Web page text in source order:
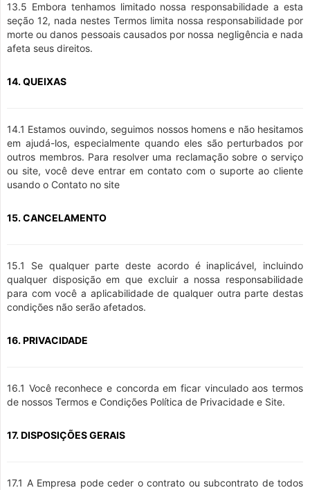
13.5 Embora tenhamos limitado nossa responsabilidade a esta
seção 12, nada nestes Termos limita nossa responsabilidade por
morte ou danos pessoais causados por nossa negligência e nada
afeta seus direitos.
14. QUEIXAS
14.1 Estamos ouvindo, seguimos nossos homens e não hesitamos
em ajudá-los, especialmente quando eles são perturbados por
outros membros. Para resolver uma reclamação sobre o serviço
ou site, você deve entrar em contato com o suporte ao cliente
usando o Contato no site
15. CANCELAMENTO
15.1 Se qualquer parte deste acordo é inaplicável, incluindo
qualquer disposição em que excluir a nossa responsabilidade
para com você a aplicabilidade de qualquer outra parte destas
condições não serão afetados.
16. PRIVACIDADE
16.1 Você reconhece e concorda em ficar vinculado aos termos
de nossos Termos e Condições Política de Privacidade e Site.
17. DISPOSIÇÕES GERAIS
17.1 A Empresa pode ceder o contrato ou subcontrato de todos